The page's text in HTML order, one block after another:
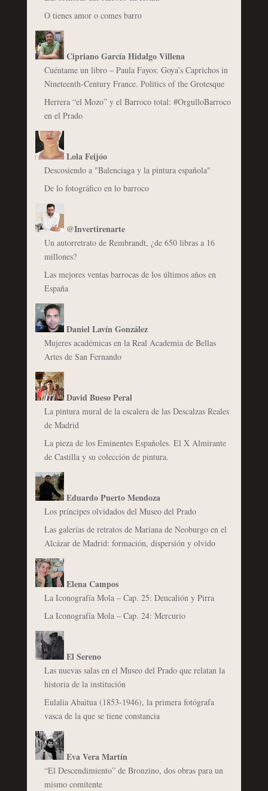
O tienes amor o comes barro
Cipriano García Hidalgo Villena
Cuéntame un libro – Paula Fayos: Goya’s Caprichos in
Nineteenth-Century France. Politics of the Grotesque
Herrera “el Mozo” y el Barroco total: #OrgulloBarroco
en el Prado
Lola Feijóo
Descosiendo a "Balenciaga y la pintura española"
De lo fotográfico en lo barroco
@Invertirenarte
Un autorretrato de Rembrandt, ¿de 650 libras a 16
millones?
Las mejores ventas barrocas de los últimos años en
España
Daniel Lavín González
Mujeres académicas en la Real Academia de Bellas
Artes de San Fernando
David Bueso Peral
La pintura mural de la escalera de las Descalzas Reales
de Madrid
La pieza de los Eminentes Españoles. El X Almirante
de Castilla y su colección de pintura.
Eduardo Puerto Mendoza
Los príncipes olvidados del Museo del Prado
Las galerías de retratos de Mariana de Neoburgo en el
Alcázar de Madrid: formación, dispersión y olvido
Elena Campos
La Iconografía Mola – Cap. 25: Deucalión y Pirra
La Iconografía Mola – Cap. 24: Mercurio
El Sereno
Las nuevas salas en el Museo del Prado que relatan la
historia de la institución
Eulalia Abaitua (1853-1946), la primera fotógrafa
vasca de la que se tiene constancia
Eva Vera Martín
“El Descendimiento” de Bronzino, dos obras para un
mismo comitente